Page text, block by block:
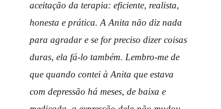
aceitação da terapia: eficiente, realista,
honesta e prática. A Anita não diz nada
para agradar e se for preciso dizer coisas
duras, ela fá-lo também. Lembro-me de
que quando contei à Anita que estava
com depressão há meses, de baixa e